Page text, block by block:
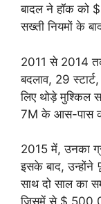
बादल ने हॉक को $
सख्ती नियमों के
2011 से 2014
बदलाव, 29
लिए थोड़े मुश्किल
7M के आस-पास की
2015 में, उनका
इसके बाद,
साथ दो साल का